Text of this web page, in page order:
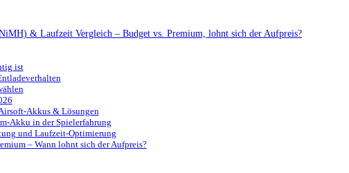
& Laufzeit Vergleich – Budget vs. Premium, lohnt sich der Aufpreis?
ist
Akkus & Lösungen
Akku in der Spielerfahrung
und Laufzeit-Optimierung
– Wann lohnt sich der Aufpreis?